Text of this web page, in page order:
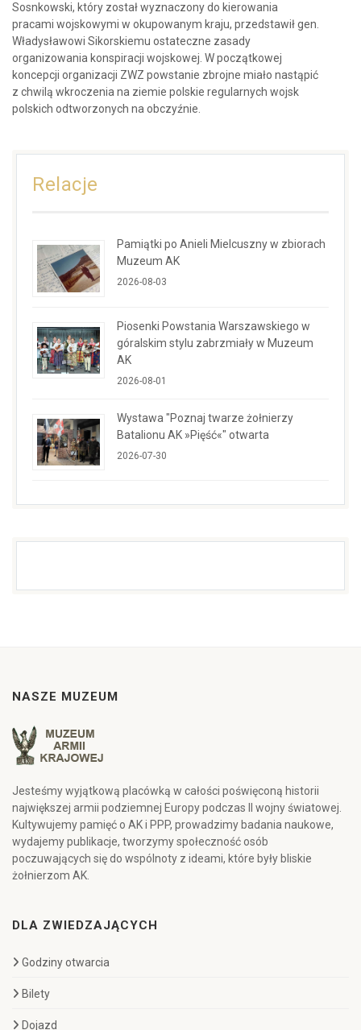
Sosnkowski, który został wyznaczony do kierowania
pracami wojskowymi w okupowanym kraju, przedstawił gen.
Władysławowi Sikorskiemu ostateczne zasady
organizowania konspiracji wojskowej. W początkowej
koncepcji organizacji ZWZ powstanie zbrojne miało nastąpić
z chwilą wkroczenia na ziemie polskie regularnych wojsk
polskich odtworzonych na obczyźnie.
Relacje
Pamiątki po Anieli Mielcuszny w zbiorach
Muzeum AK
2026-08-03
Piosenki Powstania Warszawskiego w
góralskim stylu zabrzmiały w Muzeum
AK
2026-08-01
Wystawa "Poznaj twarze żołnierzy
Batalionu AK »Pięść«" otwarta
2026-07-30
NASZE MUZEUM
Jesteśmy wyjątkową placówką w całości poświęconą historii
największej armii podziemnej Europy podczas II wojny światowej.
Kultywujemy pamięć o AK i PPP, prowadzimy badania naukowe,
wydajemy publikacje, tworzymy społeczność osób
poczuwających się do wspólnoty z ideami, które były bliskie
żołnierzom AK.
DLA ZWIEDZAJĄCYCH
Godziny otwarcia
Bilety
Dojazd